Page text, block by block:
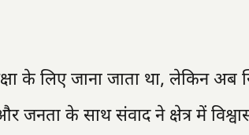
के लिए जाना जाता था, लेकिन अब
जनता के साथ संवाद ने क्षेत्र में